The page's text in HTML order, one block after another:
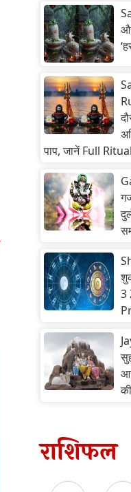
पाप, जानें Full
3
राशिफल